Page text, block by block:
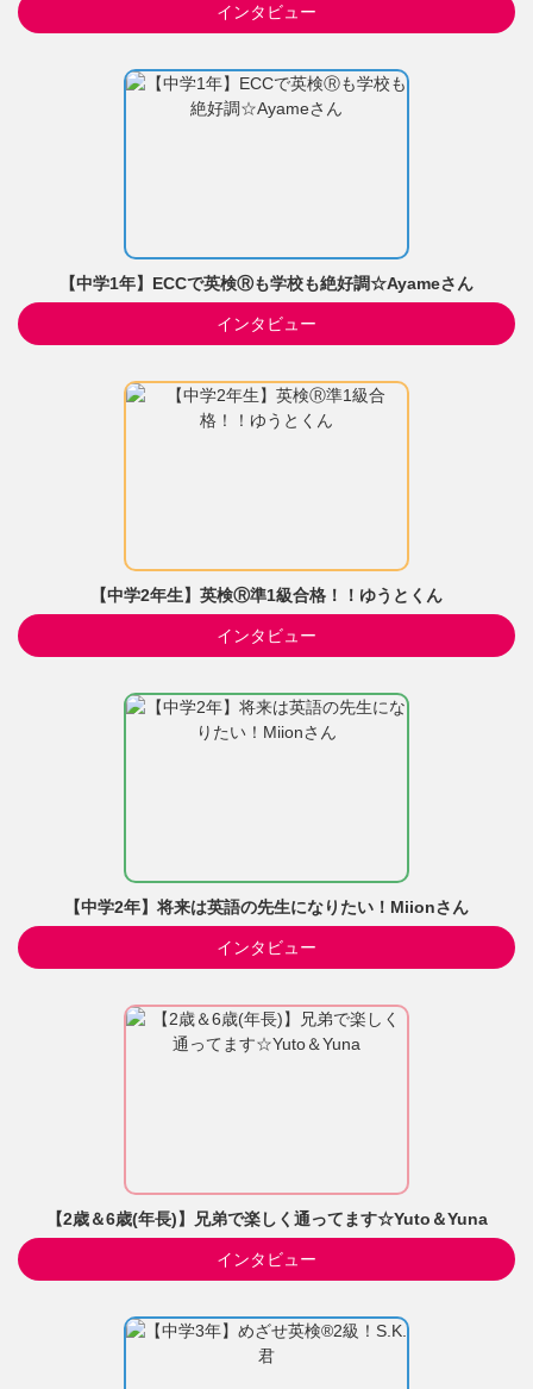
インタビュー
【中学1年】ECCで英検Ⓡも学校も絶好調☆Ayameさん
インタビュー
【中学2年生】英検Ⓡ準1級合格！！ゆうとくん
インタビュー
【中学2年】将来は英語の先生になりたい！Miionさん
インタビュー
【2歳＆6歳(年長)】兄弟で楽しく通ってます☆Yuto＆Yuna
インタビュー